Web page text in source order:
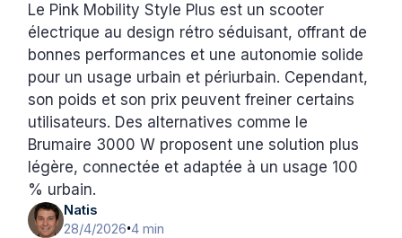
Le Pink Mobility Style Plus est un scooter
électrique au design rétro séduisant, offrant de
bonnes performances et une autonomie solide
pour un usage urbain et périurbain. Cependant,
son poids et son prix peuvent freiner certains
utilisateurs. Des alternatives comme le
Brumaire 3000 W proposent une solution plus
légère, connectée et adaptée à un usage 100
% urbain.
Natis
28/4/2026•4 min